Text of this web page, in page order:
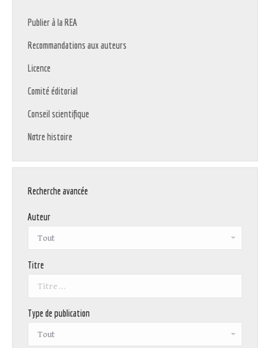
Publier à la REA
Recommandations aux auteurs
Licence
Comité éditorial
Conseil scientifique
Notre histoire
Recherche avancée
Auteur
Titre
Type de publication